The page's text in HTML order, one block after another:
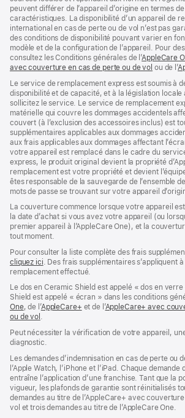
peuvent différer de l’appareil d’origine en termes
caractéristiques. La disponibilité d’un appareil de
international en cas de perte ou de vol n’est pas
des conditions de disponibilité pouvant varier en
modèle et de la configuration de l’appareil. Pour
consultez les Conditions générales de l’AppleCare
avec couverture en cas de perte ou de vol (s’ouvre
une
nouvelle
fenêtre)
ou de l’
Le service de remplacement express est soumis à
disponibilité et de capacité, et à la législation locale
sollicitez le service. Le service de remplacement
matérielle qui couvre les dommages accidentels
couvert (à l’exclusion des accessoires inclus) est
supplémentaires applicables aux dommages
aux frais applicables aux dommages affectant
votre appareil est remplacé dans le cadre du
express, le produit original devient la propriété
remplacement est votre propriété et devient
êtes responsable de la sauvegarde de l’ensemble
mots de passe se trouvant sur votre appareil
La couverture commence lorsque votre appareil
la date d’achat si vous avez votre appareil (ou
premier appareil à l’AppleCare One), et la
tout moment.
Pour consulter la liste complète des frais
cliquez ici (s’ouvre
dans
nouvelle
fenêtre)
. Des frais supplémentaires s’appliquent
remplacement effectué.
Le dos en Ceramic Shield est appelé « dos en
Shield est appelé « écran » dans les conditions
One(s’ouvre
dans
nouvelle
fenêtre)
, de l’AppleCare+ (s’ouvre
nouvelle
et de l’AppleCare+ avec
ou de vol (s’ouvre
une
nouvelle
fenêtre)
.
Peut nécessiter la vérification de votre appareil,
diagnostic.
Les demandes d’indemnisation en cas de perte ou
l’Apple Watch, l’iPhone et l’iPad. Chaque demande
entraîne l’application d’une franchise. Tant que la
vigueur, les plafonds de garantie sont réinitialisés
demandes au titre de l’AppleCare+ avec
vol et trois demandes au titre de l’AppleCare One.